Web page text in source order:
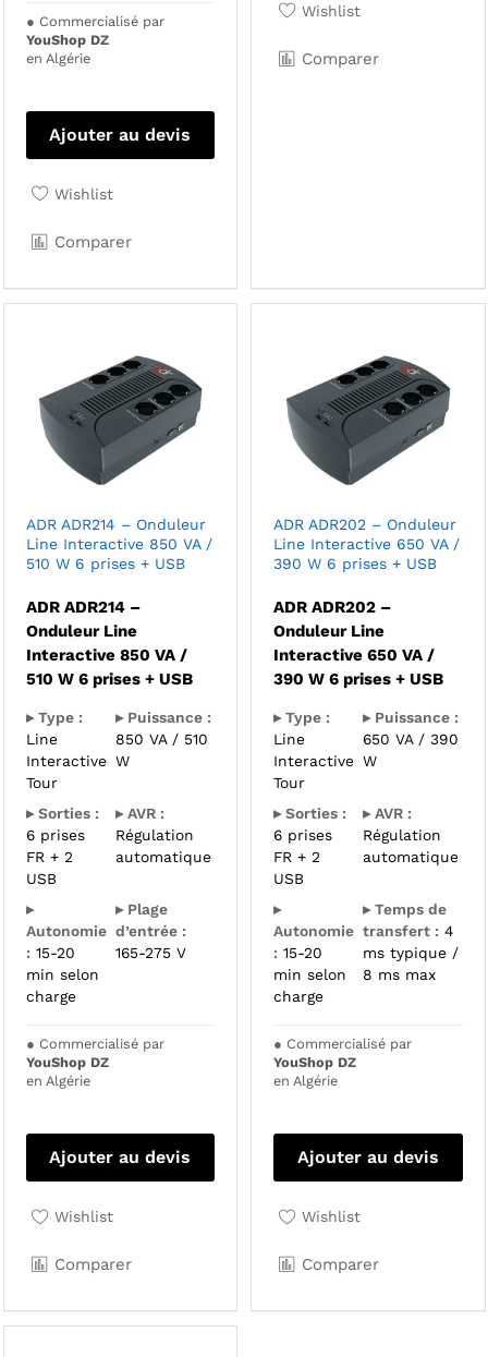
● Commercialisé par
YouShop DZ
en Algérie
Ajouter au devis
Wishlist
Comparer
Wishlist
Comparer
ADR ADR214 – Onduleur
Line Interactive 850 VA /
510 W 6 prises + USB
ADR ADR214 –
Onduleur Line
Interactive 850 VA /
510 W 6 prises + USB
▸ Type :
Line
Interactive
Tour
▸ Puissance :
850 VA / 510
W
▸ Sorties :
6 prises
FR + 2
USB
▸ AVR :
Régulation
automatique
▸
Autonomie
: 15-20
min selon
charge
▸ Plage
d’entrée :
165-275 V
● Commercialisé par
YouShop DZ
en Algérie
Ajouter au devis
Wishlist
Comparer
ADR ADR202 – Onduleur
Line Interactive 650 VA /
390 W 6 prises + USB
ADR ADR202 –
Onduleur Line
Interactive 650 VA /
390 W 6 prises + USB
▸ Type :
Line
Interactive
Tour
▸ Puissance :
650 VA / 390
W
▸ Sorties :
6 prises
FR + 2
USB
▸ AVR :
Régulation
automatique
▸
Autonomie
: 15-20
min selon
charge
▸ Temps de
transfert : 4
ms typique /
8 ms max
● Commercialisé par
YouShop DZ
en Algérie
Ajouter au devis
Wishlist
Comparer